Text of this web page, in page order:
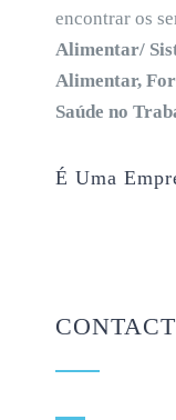
encontrar os
Alimentar/
Alimentar,
Saúde no
É Uma